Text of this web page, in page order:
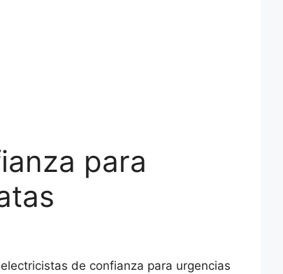
para
de confianza para urgencias